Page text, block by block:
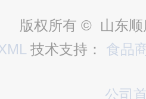
版权所有 © 山东顺
技术支持： 食品
公司